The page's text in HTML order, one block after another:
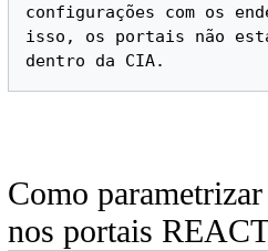
configurações com os
isso, os portais não
Como
nos portais